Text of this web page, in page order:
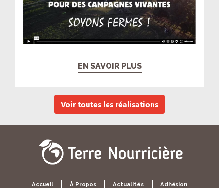
EN SAVOIR PLUS
Voir toutes les réalisations
Accueil À Propos Actualités Adhésion